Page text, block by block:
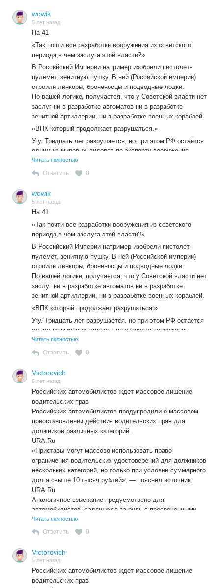
или уничтожено.Так это деградация или процветание?
wowik
5 лет назад
На 41
«Так почти все разработки вооружения из советского
периода,в чем заслуга этой власти?»
В Российский Империи например изобрели пистолет-
пулемёт, зенитную пушку. В ней (Российской империи)
строили линкоры, броненосцы и подводные лодки.
По вашей логике, получается, что у Советской власти нет
заслуг ни в разработке автоматов ни в разработке
зенитной артиллерии, ни в разработке военных кораблей.
«ВПК который продолжает разрушаться.»
Угу. Тридцать лет разрушается, но при этом РФ остаётся
одним из мировых лидеров по экспорту вооружения.
Читать полностью
Ответить 0
wowik
5 лет назад
На 41
«Так почти все разработки вооружения из советского
периода,в чем заслуга этой власти?»
В Российский Империи например изобрели пистолет-
пулемёт, зенитную пушку. В ней (Российской империи)
строили линкоры, броненосцы и подводные лодки.
По вашей логике, получается, что у Советской власти нет
заслуг ни в разработке автоматов ни в разработке
зенитной артиллерии, ни в разработке военных кораблей.
«ВПК который продолжает разрушаться.»
Угу. Тридцать лет разрушается, но при этом РФ остаётся
одним из мировых лидеров по экспорту вооружения.
Читать полностью
Ответить 0
Victorovich
5 лет назад
Российских автомобилистов ждет массовое лишение
водительских прав
Российских автомобилистов предупредили о массовом
приостановлении действия водительских прав для
должников различных категорий.
URA.Ru
«Приставы могут массово использовать право
ограничения водительских удостоверений для должников
нескольких категорий, но только при условии суммарного
долга свыше 10 тысяч рублей», — пояснил источник.
URA.Ru
Аналогичное взыскание предусмотрено для
автомобилистов, садящихся за руль с просроченными
правами, либо с документом, в котором содержится
неверная информация.
Во всех случаях машина нарушителя будет эвакуирована
на специализированную стоянку.
Читать полностью
Ответить 0
Victorovich
5 лет назад
Российских автомобилистов ждет массовое лишение
водительских прав